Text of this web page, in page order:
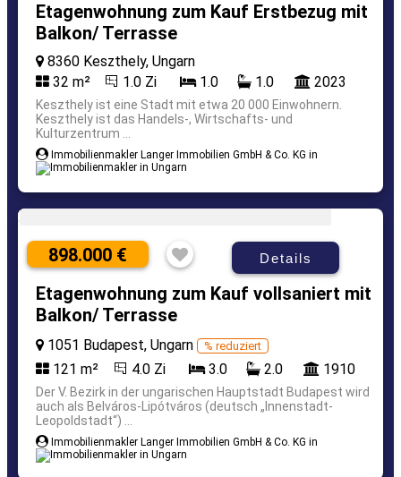
Etagenwohnung zum Kauf Erstbezug mit
Balkon/ Terrasse
8360 Keszthely, Ungarn
32 m²
1.0 Zi 1.0 1.0 2023
Keszthely ist eine Stadt mit etwa 20 000 Einwohnern.
Keszthely ist das Handels-, Wirtschafts- und
Kulturzentrum ...
Immobilienmakler Langer Immobilien GmbH & Co. KG in
898.000 € Details
Etagenwohnung zum Kauf vollsaniert mit
Balkon/ Terrasse
1051 Budapest, Ungarn % reduziert
121 m² 4.0 Zi 3.0 2.0 1910
Der V. Bezirk in der ungarischen Hauptstadt Budapest wird
auch als Belváros-Lipótváros (deutsch „Innenstadt-
Leopoldstadt“) ...
Immobilienmakler Langer Immobilien GmbH & Co. KG in